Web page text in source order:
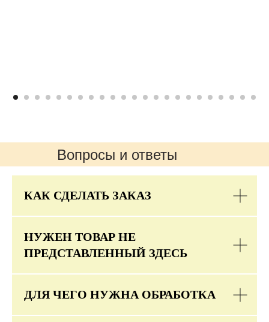
Вопросы и ответы
КАК СДЕЛАТЬ ЗАКАЗ
НУЖЕН ТОВАР НЕ
ПРЕДСТАВЛЕННЫЙ ЗДЕСЬ
ДЛЯ ЧЕГО НУЖНА ОБРАБОТКА